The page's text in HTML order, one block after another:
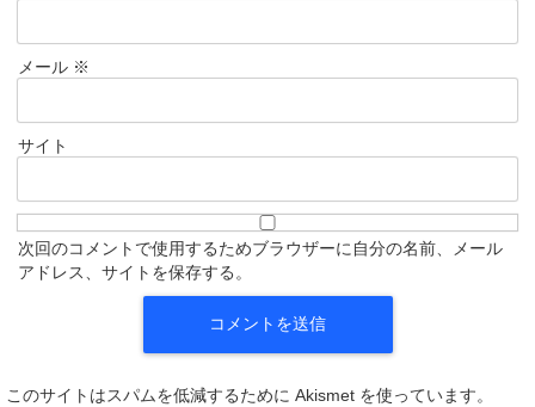
メール ※
サイト
次回のコメントで使用するためブラウザーに自分の名前、メール
アドレス、サイトを保存する。
このサイトはスパムを低減するために Akismet を使っています。